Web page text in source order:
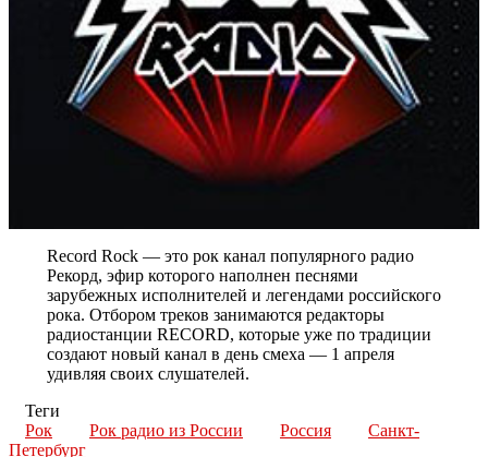
Record Rock — это рок канал популярного радио
Рекорд, эфир которого наполнен песнями
зарубежных исполнителей и легендами российского
рока. Отбором треков занимаются редакторы
радиостанции RECORD, которые уже по традиции
создают новый канал в день смеха — 1 апреля
удивляя своих слушателей.
Теги
Рок
Рок радио из России Россия
Санкт-
Петербург